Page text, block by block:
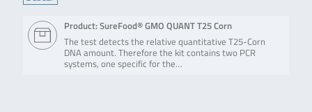
Product: SureFood® GMO QUANT T25 Corn
The test detects the relative quantitative T25-Corn
DNA amount. Therefore the kit contains two PCR
systems, one specific for the…